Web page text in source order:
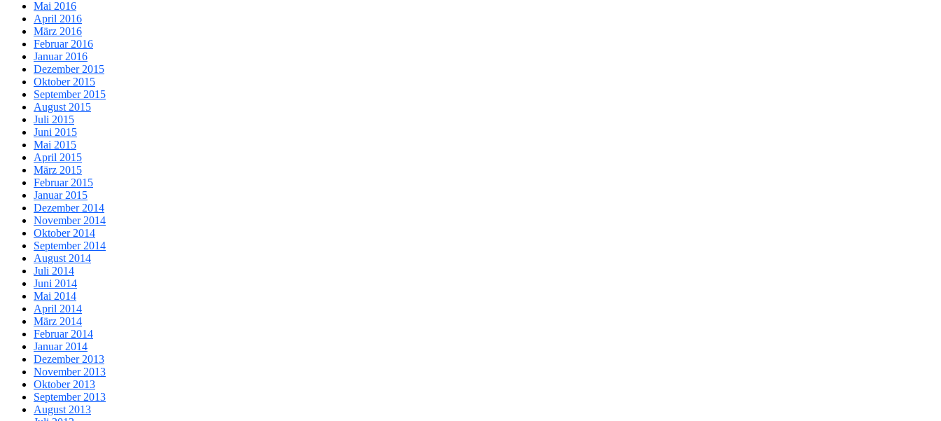
Mai 2016
April 2016
März 2016
Februar 2016
Januar 2016
Dezember 2015
Oktober 2015
September 2015
August 2015
Juli 2015
Juni 2015
Mai 2015
April 2015
März 2015
Februar 2015
Januar 2015
Dezember 2014
November 2014
Oktober 2014
September 2014
August 2014
Juli 2014
Juni 2014
Mai 2014
April 2014
März 2014
Februar 2014
Januar 2014
Dezember 2013
November 2013
Oktober 2013
September 2013
August 2013